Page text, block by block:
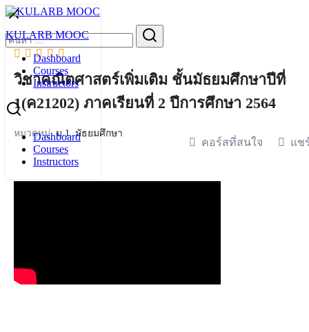
Skip
content
KULARB MOOC
Dashboard
Courses
Instructors
Dashboard
Courses
Instructors
Search
for:
วิชาคณิตศาสตร์เพิ่มเติม ชั้นมัธยมศึกษาปีที่
1(ค21202) ภาคเรียนที่ 2 ปีการศึกษา 2564
หมวดหมู่:ม.1,มัธยมศึกษา
คอร์สที่สนใจ แช